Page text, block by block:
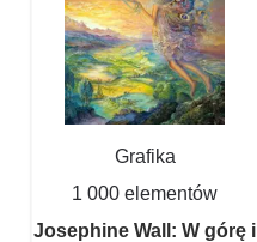
Grafika
1 000 elementów
Josephine Wall: W górę i